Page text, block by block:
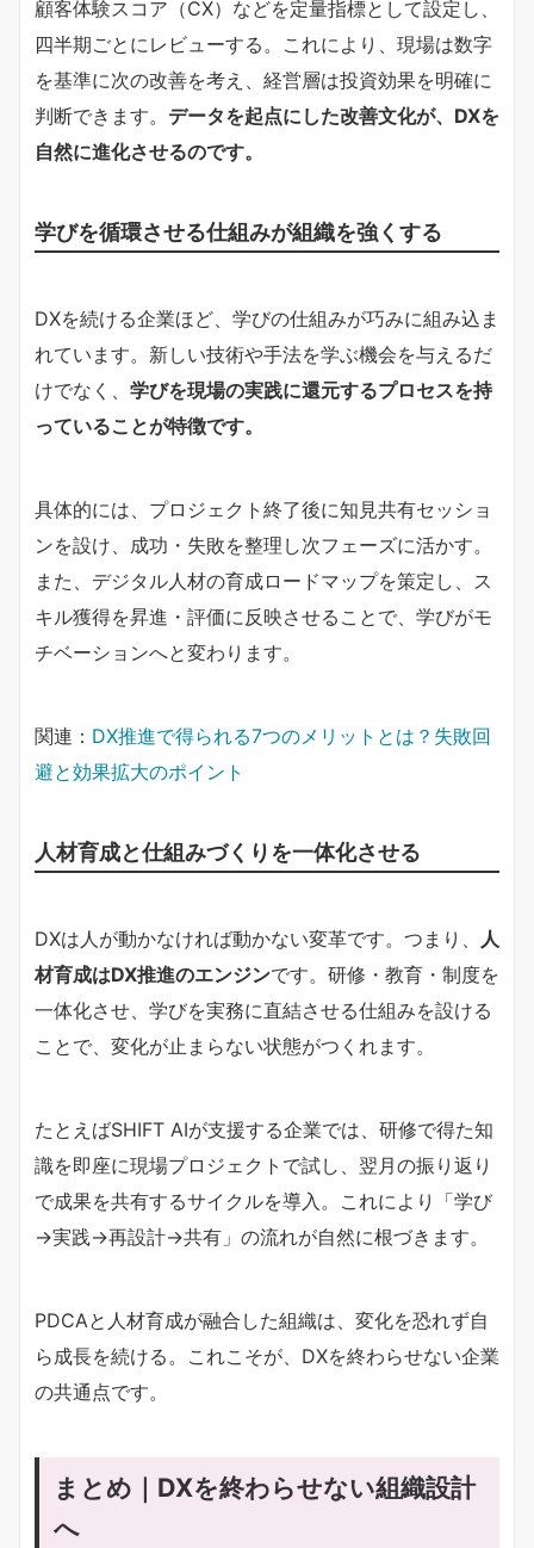
顧客体験スコア（CX）などを定量指標として設定し、
四半期ごとにレビューする。これにより、現場は数字
を基準に次の改善を考え、経営層は投資効果を明確に
判断できます。 データを起点にした改善文化が、DXを
自然に進化させるのです。
学びを循環させる仕組みが組織を強くする
DXを続ける企業ほど、学びの仕組みが巧みに組み込ま
れています。新しい技術や手法を学ぶ機会を与えるだ
けでなく、 学びを現場の実践に還元するプロセスを持
っていることが特徴です。
具体的には、プロジェクト終了後に知見共有セッショ
ンを設け、成功・失敗を整理し次フェーズに活かす。
また、デジタル人材の育成ロードマップを策定し、ス
キル獲得を昇進・評価に反映させることで、学びがモ
チベーションへと変わります。
関連： DX推進で得られる7つのメリットとは？失敗回
避と効果拡大のポイント
人材育成と仕組みづくりを一体化させる
DXは人が動かなければ動かない変革です。つまり、
人
材育成はDX推進のエンジンです。研修・教育・制度を
一体化させ、学びを実務に直結させる仕組みを設ける
ことで、変化が止まらない状態がつくれます。
たとえばSHIFT AIが支援する企業では、研修で得た知
識を即座に現場プロジェクトで試し、翌月の振り返り
で成果を共有するサイクルを導入。これにより「学び
→実践→再設計→共有」の流れが自然に根づきます。
PDCAと人材育成が融合した組織は、変化を恐れず自
ら成長を続ける。これこそが、DXを終わらせない企業
の共通点です。
まとめ｜DXを終わらせない組織設計
へ